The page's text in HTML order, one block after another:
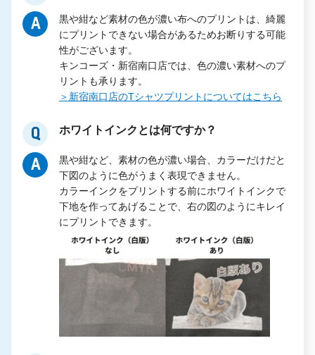
A
黒や紺など素材の色が濃い布へのプリントは、綺麗
にプリントできない場合があるためお断りする可能
性がございます。
キンコーズ・新宿南口店では、色の濃い素材へのプ
リントも承ります。
＞新宿南口店のTシャツプリントについてはこちら
Q ホワイトインクとは何ですか？
A
黒や紺など、素材の色が濃い場合、カラーだけだと
下図のように色がうまく表現できません。
カラーインクをプリントする前にホワイトインクで
下地を作ってあげることで、右の図のようにキレイ
にプリントできます。